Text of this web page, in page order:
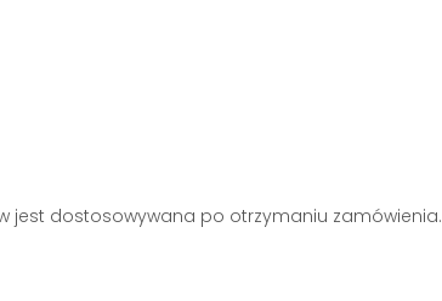
jest dostosowywana po otrzymaniu zamówienia.